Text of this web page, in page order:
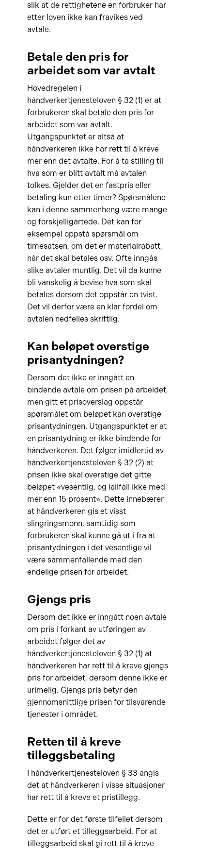
slik at de rettighetene en forbruker har
etter loven ikke kan fravikes ved
avtale.
Betale den pris for
arbeidet som var avtalt
Hovedregelen i
håndverkertjenesteloven § 32 (1) er at
forbrukeren skal betale den pris for
arbeidet som var avtalt.
Utgangspunktet er altså at
håndverkeren ikke har rett til å kreve
mer enn det avtalte. For å ta stilling til
hva som er blitt avtalt må avtalen
tolkes. Gjelder det en fastpris eller
betaling kun etter timer? Spørsmålene
kan i denne sammenheng være mange
og forskjelligartede. Det kan for
eksempel oppstå spørsmål om
timesatsen, om det er materialrabatt,
når det skal betales osv. Ofte inngås
slike avtaler muntlig. Det vil da kunne
bli vanskelig å bevise hva som skal
betales dersom det oppstår en tvist.
Det vil derfor være en klar fordel om
avtalen nedfelles skriftlig.
Kan beløpet overstige
prisantydningen?
Dersom det ikke er inngått en
bindende avtale om prisen på arbeidet,
men gitt et prisoverslag oppstår
spørsmålet om beløpet kan overstige
prisantydningen. Utgangspunktet er at
en prisantydning er ikke bindende for
håndverkeren. Det følger imidlertid av
håndverkertjenesteloven § 32 (2) at
prisen ikke skal overstige det gitte
beløpet «vesentlig, og iallfall ikke med
mer enn 15 prosent». Dette innebærer
at håndverkeren gis et visst
slingringsmonn, samtidig som
forbrukeren skal kunne gå ut i fra at
prisantydningen i det vesentlige vil
være sammenfallende med den
endelige prisen for arbeidet.
Gjengs pris
Dersom det ikke er inngått noen avtale
om pris i forkant av utføringen av
arbeidet følger det av
håndverkertjenesteloven § 32 (1) at
håndverkeren har rett til å kreve gjengs
pris for arbeidet, dersom denne ikke er
urimelig. Gjengs pris betyr den
gjennomsnittlige prisen for tilsvarende
tjenester i området.
Retten til å kreve
tilleggsbetaling
I håndverkertjenesteloven § 33 angis
det at håndverkeren i visse situasjoner
har rett til å kreve et pristillegg.
Dette er for det første tilfellet dersom
det er utført et tilleggsarbeid. For at
tilleggsarbeid skal gi rett til å kreve